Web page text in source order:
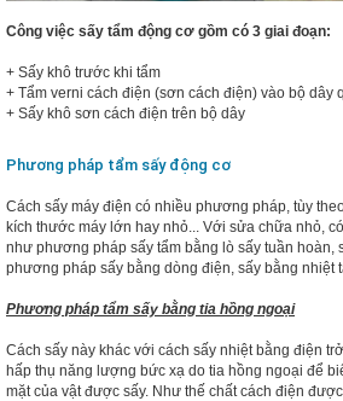
Công việc sấy tẩm động cơ gồm có 3 giai đoạn:
+ Sấy khô trước khi tẩm
+ Tẩm verni cách điện (sơn cách điện) vào bộ dây
+ Sấy khô sơn cách điện trên bộ dây
Phương pháp tẩm sấy động cơ
Cách sấy máy điện có nhiều phương pháp, tùy
kích thước máy lớn hay nhỏ... Với sửa chữa nhỏ,
như phương pháp sấy tẩm bằng lò sấy tuần hoàn,
phương pháp sấy bằng dòng điện, sấy bằng nhiệt
Phương pháp tẩm sấy bằng tia hồng ngoại
Cách sấy này khác với cách sấy nhiệt bằng điện
hấp thụ năng lượng bức xạ do tia hồng ngoại để
mặt của vật được sấy. Như thế chất cách điện